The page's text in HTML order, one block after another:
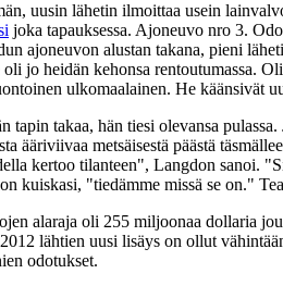
uusin lähetin ilmoittaa usein
joka tapauksessa. Ajoneuvo nro 3.
ajoneuvon alustan takana, pieni
jo heidän kehonsa rentoutumassa.
ulkomaalainen. He käänsivät
takaa, hän tiesi olevansa
ääriviivaa metsäisestä päästä
kertoo tilanteen", Langdon sanoi.
kuiskasi, "tiedämme missä se on."
alaraja oli 255 miljoonaa dollaria
lähtien uusi lisäys on ollut
odotukset.